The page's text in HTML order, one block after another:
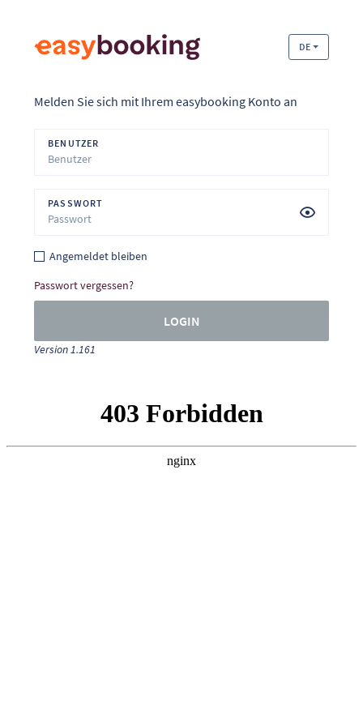
DE
Melden Sie sich mit Ihrem easybooking Konto an
BENUTZER
PASSWORT
Angemeldet bleiben
Passwort vergessen?
LOGIN
Version 1.161